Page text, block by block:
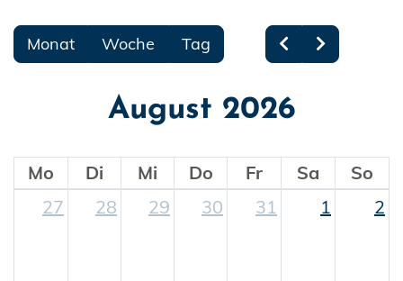
Monat Woche Tag
August 2026
Mo Di Mi Do Fr Sa
So
27
28 29 30 31 1 2